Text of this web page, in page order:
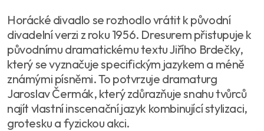
Horácké divadlo se rozhodlo vrátit k původní
divadelní verzi z roku 1956. Dresurem přistupuje k
původnímu dramatickému textu Jiřího Brdečky,
který se vyznačuje specifickým jazykem a méně
známými písněmi. To potvrzuje dramaturg
Jaroslav Čermák, který zdůrazňuje snahu tvůrců
najít vlastní inscenační jazyk kombinující stylizaci,
grotesku a fyzickou akci.